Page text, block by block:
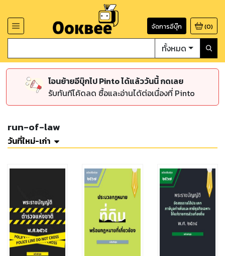
จัดการอีบุ๊ก (0)
ทั้งหมด
โอนย้ายอีบุ๊กไป Pinto ได้แล้ววันนี้ กดเลย
รับทันทีโค้ดลด ซื้อและอ่านได้ต่อเนื่องที่ Pinto
run-of-law
วันที่ใหม่-เก่า